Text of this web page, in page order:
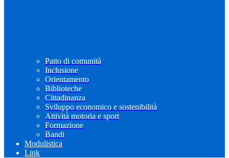
Patto di comunità
Inclusione
Orientamento
Biblioteche
Cittadinanza
Sviluppo economico e sostenibilità
Attività motoria e sport
Formazione
Bandi
Modulistica
Link